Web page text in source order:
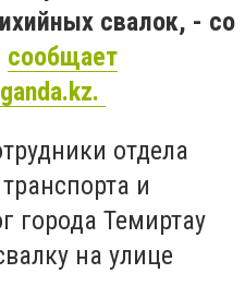
свалок, - со
сообщает
отдела
и
города Темиртау
на улице